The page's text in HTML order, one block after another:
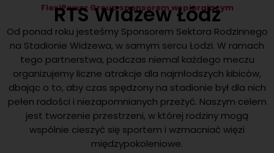
FlexiPower Group sponsorem wspierającym
RTS Widzew Łódź
Od ponad roku jesteśmy Sponsorem Sektora Rodzinnego
na Stadionie Widzewa, w samym sercu Łodzi. W ramach
tego partnerstwa, podczas niemal każdego meczu
organizujemy liczne atrakcje dla najmłodszych kibiców,
dbając o to, aby czas spędzony na stadionie był dla nich
pełen radości i niezapomnianych przeżyć. Naszym celem
jest tworzenie przestrzeni, w której rodziny mogą
wspólnie cieszyć się sportem i wzmacniać więzi
międzypokoleniowe.